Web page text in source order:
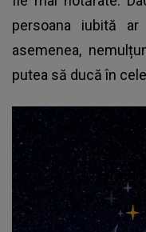
persoana iubită
asemenea,
putea să ducă în